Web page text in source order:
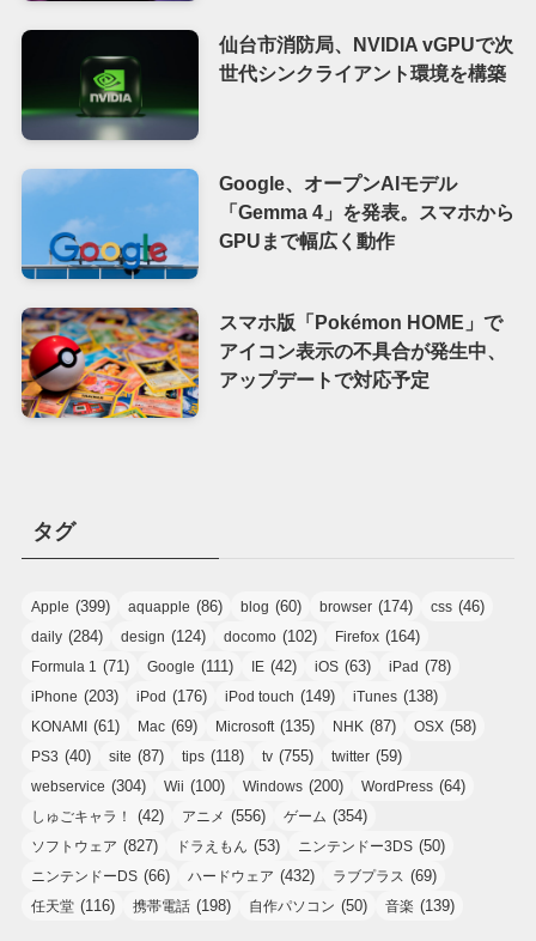
仙台市消防局、NVIDIA vGPUで次
世代シンクライアント環境を構築
Google、オープンAIモデル
「Gemma 4」を発表。スマホから
GPUまで幅広く動作
スマホ版「Pokémon HOME」で
アイコン表示の不具合が発生中、
アップデートで対応予定
タグ
Apple (399) aquapple (86) blog (60) browser (174) css (46)
daily (284) design (124) docomo (102) Firefox (164)
Formula 1 (71) Google (111) IE (42) iOS (63) iPad (78)
iPhone (203) iPod (176) iPod touch (149) iTunes (138)
KONAMI (61) Mac (69) Microsoft (135) NHK (87) OSX (58)
PS3 (40) site (87) tips (118) tv (755) twitter (59)
webservice (304) Wii (100) Windows (200) WordPress (64)
しゅごキャラ！ (42) アニメ (556) ゲーム (354)
ソフトウェア (827) ドラえもん (53) ニンテンドー3DS (50)
ニンテンドーDS (66) ハードウェア (432) ラブプラス (69)
任天堂 (116) 携帯電話 (198) 自作パソコン (50) 音楽 (139)